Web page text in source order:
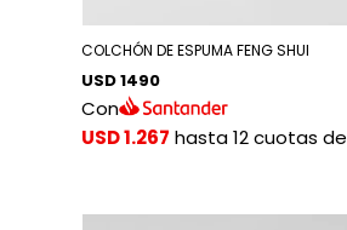
COLCHÓN DE ESPUMA FENG SHUI
USD 1490
Con
USD 1.267 hasta 12 cuotas de